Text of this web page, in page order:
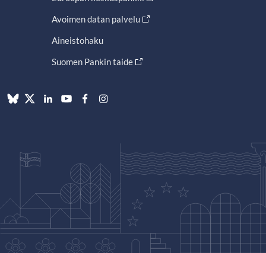
Avoimen datan palvelu
Aineistohaku
Suomen Pankin taide